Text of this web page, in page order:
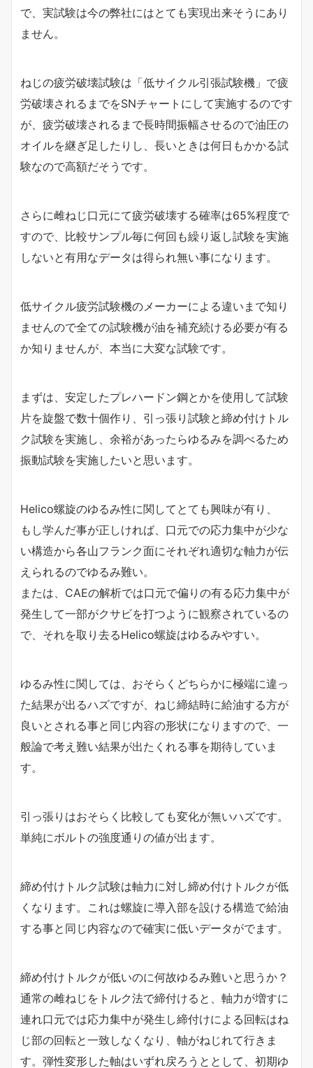
で、実試験は今の弊社にはとても実現出来そうにあり
ません。
ねじの疲労破壊試験は「低サイクル引張試験機」で疲
労破壊されるまでをSNチャートにして実施するのです
が、疲労破壊されるまで長時間振幅させるので油圧の
オイルを継ぎ足したりし、長いときは何日もかかる試
験なので高額だそうです。
さらに雌ねじ口元にて疲労破壊する確率は65%程度で
すので、比較サンプル毎に何回も繰り返し試験を実施
しないと有用なデータは得られ無い事になります。
低サイクル疲労試験機のメーカーによる違いまで知り
ませんので全ての試験機が油を補充続ける必要が有る
か知りませんが、本当に大変な試験です。
まずは、安定したプレハードン鋼とかを使用して試験
片を旋盤で数十個作り、引っ張り試験と締め付けトル
ク試験を実施し、余裕があったらゆるみを調べるため
振動試験を実施したいと思います。
Helico螺旋のゆるみ性に関してとても興味が有り、
もし学んだ事が正しければ、口元での応力集中が少な
い構造から各山フランク面にそれぞれ適切な軸力が伝
えられるのでゆるみ難い。
または、CAEの解析では口元で偏りの有る応力集中が
発生して一部がクサビを打つように観察されているの
で、それを取り去るHelico螺旋はゆるみやすい。
ゆるみ性に関しては、おそらくどちらかに極端に違っ
た結果が出るハズですが、ねじ締結時に給油する方が
良いとされる事と同じ内容の形状になりますので、一
般論で考え難い結果が出たくれる事を期待していま
す。
引っ張りはおそらく比較しても変化が無いハズです。
単純にボルトの強度通りの値が出ます。
締め付けトルク試験は軸力に対し締め付けトルクが低
くなります。これは螺旋に導入部を設ける構造で給油
する事と同じ内容なので確実に低いデータがでます。
締め付けトルクが低いのに何故ゆるみ難いと思うか？
通常の雌ねじをトルク法で締付けると、軸力が増すに
連れ口元では応力集中が発生し締付けによる回転はね
じ部の回転と一致しなくなり、軸がねじれて行きま
す。弾性変形した軸はいずれ戻ろうととして、初期ゆ